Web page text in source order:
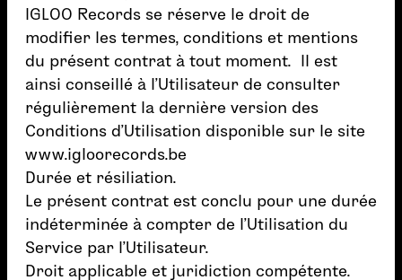
IGLOO Records se réserve le droit de
modifier les termes, conditions et mentions
du présent contrat à tout moment. Il est
ainsi conseillé à l’Utilisateur de consulter
régulièrement la dernière version des
Conditions d’Utilisation disponible sur le site
www.igloorecords.be
Durée et résiliation.
Le présent contrat est conclu pour une durée
indéterminée à compter de l’Utilisation du
Service par l’Utilisateur.
Droit applicable et juridiction compétente.